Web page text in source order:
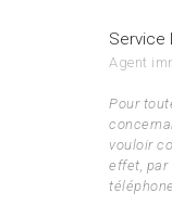
Service
Agent
Pour
vouloir
effet, par